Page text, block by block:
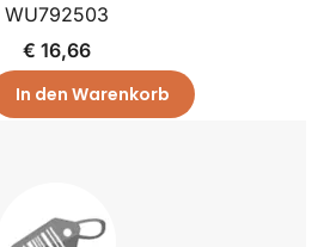
WU792503
€ 16,66
In den Warenkorb